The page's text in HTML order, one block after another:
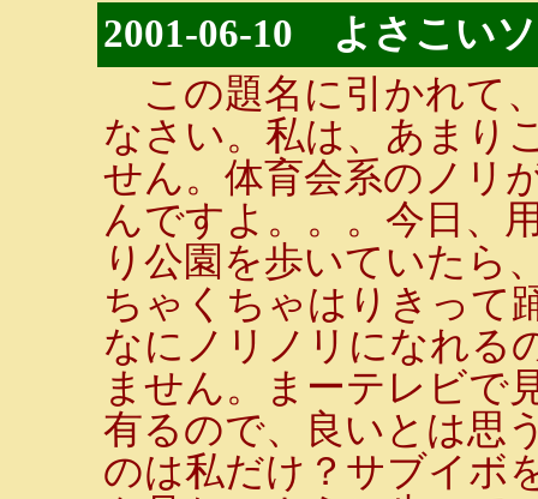
2001-06-10 よさこい
この題名に引かれて
なさい。私は、あまり
せん。体育会系のノリ
んですよ。。。今日、
り公園を歩いていたら
ちゃくちゃはりきって
なにノリノリになれる
ません。まーテレビで
有るので、良いとは思
のは私だけ？サブイボ